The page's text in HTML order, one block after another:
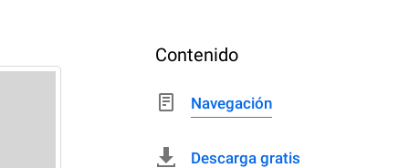
Contenido
Navegación
Descarga gratis